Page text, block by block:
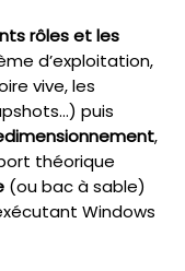
rôles et les
d’exploitation,
vive, les
puis
,
théorique
(ou bac à sable)
Windows